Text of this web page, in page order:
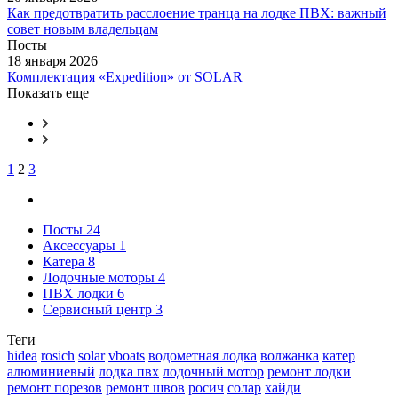
Как предотвратить расслоение транца на лодке ПВХ: важный
совет новым владельцам
Посты
18 января 2026
Комплектация «Expedition» от SOLAR
Показать еще
1 2 3
Посты 24
Аксессуары 1
Катера 8
Лодочные моторы 4
ПВХ лодки 6
Сервисный центр 3
Теги
hidea rosich solar vboats водометная лодка волжанка катер
алюминиевый лодка пвх лодочный мотор ремонт лодки
ремонт порезов ремонт швов росич солар хайди